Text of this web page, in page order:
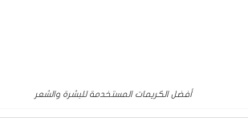
أفضل الكريمات المستخدمة للبشرة والشعر